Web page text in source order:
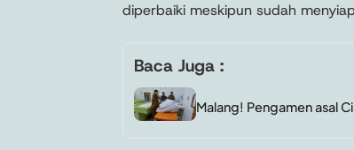
diperbaiki meskipun sudah
Baca Juga :
Malang! Pengamen asal